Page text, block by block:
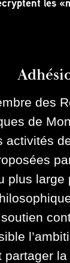
des
de
activités
plus large
partager